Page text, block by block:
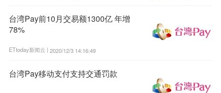
台湾Pay前10月交易额1300亿 年增
78%
ETtoday新闻云 | 2020/12/3 14:16:49
台湾Pay移动支付支持交通罚款